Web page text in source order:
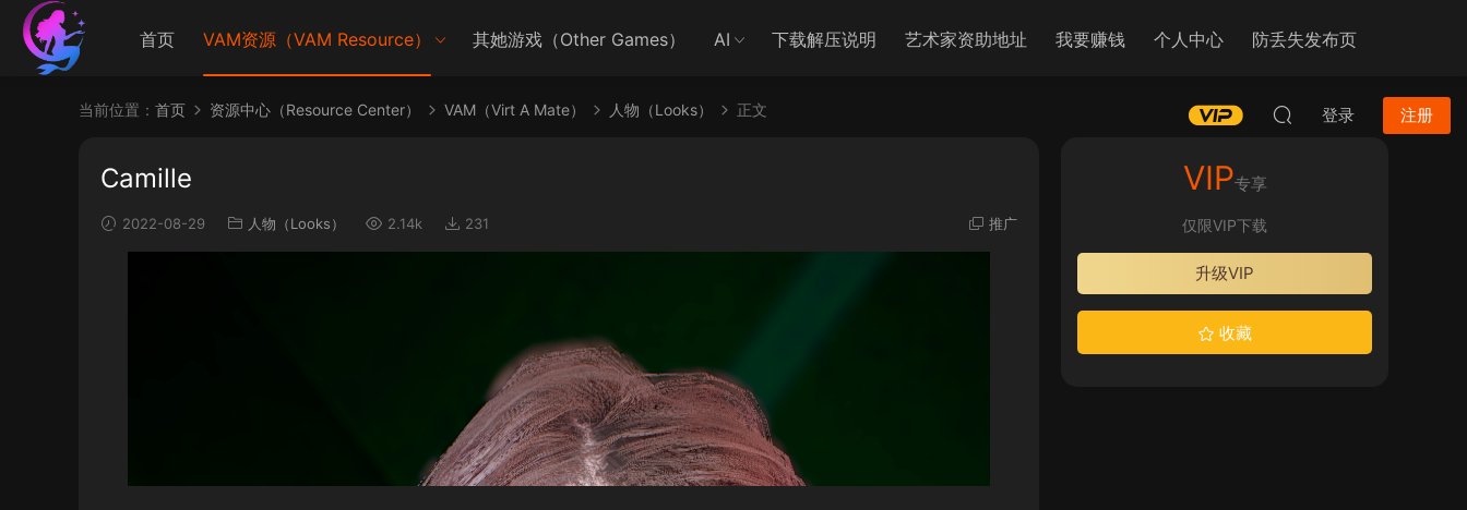
首页 VAM资源（VAM Resource） 其她游戏（Other Games） AI 下载解压说明 艺术家资助地址 我要赚钱 个人中心 防丢失发布页
登录 注册
当前位置： 首页 资源中心（Resource Center） VAM（Virt A Mate） 人物（Looks） 正文
Camille
2022-08-29 人物（Looks） 2.14k 231 推广
VIP专享
仅限VIP下载
升级VIP
收藏